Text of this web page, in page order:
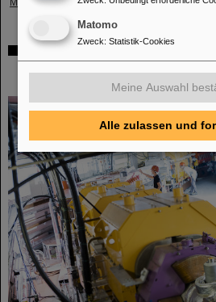
Mehr »
Italienisch-deutsche
Pavia erhält Fördermittel von
gemeinsames Forschungsprojekt
Matomo
Zweck: Statistik-Cookies
Meine Auswahl
Alle zulassen und